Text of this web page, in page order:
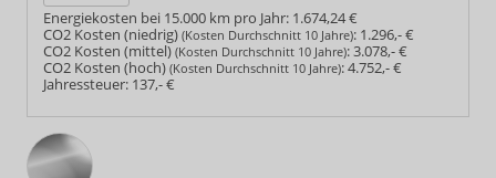
Energiekosten bei 15.000 km pro Jahr: 1.674,24 €
CO2 Kosten (niedrig) (Kosten Durchschnitt 10 Jahre): 1.296,- €
CO2 Kosten (mittel) (Kosten Durchschnitt 10 Jahre):3.078,- €
CO2 Kosten (hoch) (Kosten Durchschnitt 10 Jahre):4.752,- €
Jahressteuer: 137,- €